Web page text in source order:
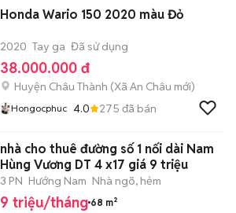
Honda Wario 150 2020 màu Đỏ
2020 Tay ga Đã sử dụng
38.000.000 đ
Huyện Châu Thành (Xã An Châu mới)
Hongocphuc 4.0 275 đã bán
nhà cho thuê đường số 1 nối dài Nam
Hùng Vương DT 4 x17 giá 9 triệu
3 PN Hướng Nam Nhà ngõ, hẻm
9 triệu/tháng 68 m²